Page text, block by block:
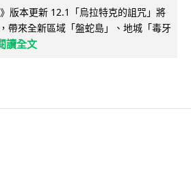
版本更新 12.1「烏拉特克的詛咒」將
帶來全新區域「盤蛇島」、地城「毒牙
讀全文